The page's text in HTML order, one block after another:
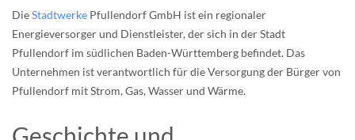
DieStadtwerke Pfullendorf GmbH ist ein regionaler
Energieversorger und Dienstleister, der sich in der Stadt
Pfullendorf im südlichen Baden-Württemberg befindet. Das
Unternehmen ist verantwortlich für die Versorgung der Bürger von
Pfullendorf mit Strom, Gas, Wasser und Wärme.